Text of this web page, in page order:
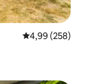
Середня
4,99 (258)